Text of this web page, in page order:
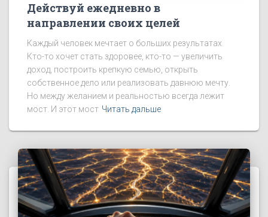
Действуй ежедневно в
направлении своих целей
Каждый человек мечтает о больших результатах.
Кто-то хочет стать здоровее, кто-то — увеличить
доход, построить крепкую семью, открыть
собственное дело или реализовать давнюю мечту.
Но между желанием и реальностью всегда лежит
мост. И этот мост Читать дальше